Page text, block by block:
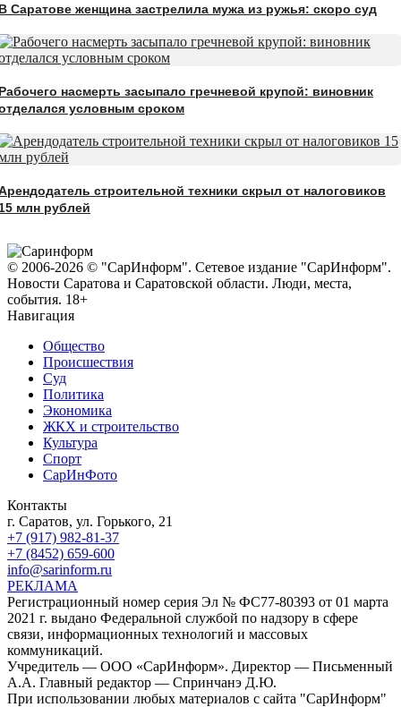
Саратове женщина застрелила мужа из ружья: скоро суд
насмерть засыпало гречневой крупой: виновник
условным сроком
строительной техники скрыл от налоговиков
млн рублей
© 2006-2026 © "СарИнформ". Сетевое издание "СарИнформ".
Новости Саратова и Саратовской области. Люди, места,
события. 18+
Навигация
Общество
Происшествия
Суд
Политика
Экономика
ЖКХ и строительство
Культура
Спорт
СарИнФото
Контакты
г. Саратов, ул. Горького, 21
+7 (917) 982-81-37
+7 (8452) 659-600
info@sarinform.ru
РЕКЛАМА
Регистрационный номер серия Эл № ФС77-80393 от 01 марта
2021 г. выдано Федеральной службой по надзору в сфере
связи, информационных технологий и массовых
коммуникаций.
Учредитель — ООО «СарИнформ». Директор — Письменный
А.А. Главный редактор — Спринчанэ Д.Ю.
При использовании любых материалов с сайта "СарИнформ"